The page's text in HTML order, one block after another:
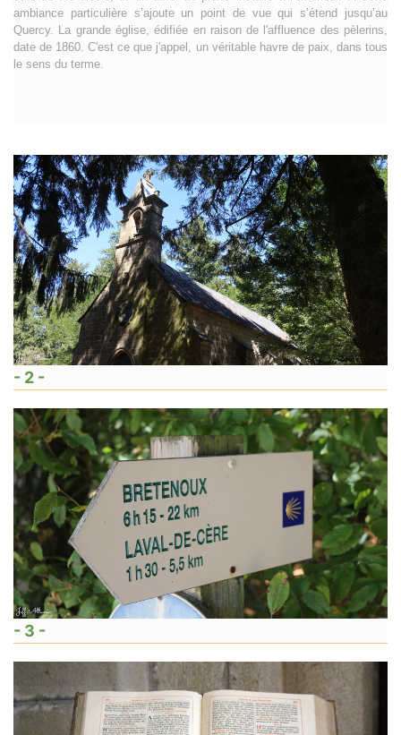
ambiance particulière s’ajoute un point de vue qui s’étend jusqu’au
Quercy. La grande église, édifiée en raison de l'affluence des pèlerins,
date de 1860. C'est ce que j'appel, un véritable havre de paix, dans tous
le sens du terme.
- 2 -
- 3 -